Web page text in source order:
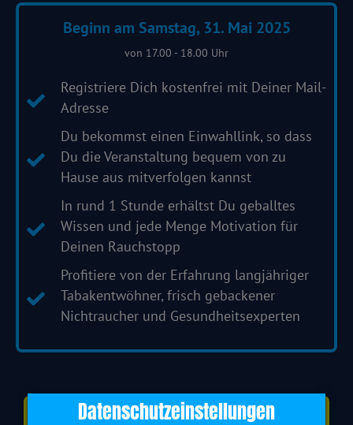
Beginn am Samstag, 31. Mai 2025
von 17.00 - 18.00 Uhr
Registriere Dich kostenfrei mit Deiner Mail-
Adresse
Du bekommst einen Einwahllink, so dass
Du die Veranstaltung bequem von zu
Hause aus mitverfolgen kannst
In rund 1 Stunde erhältst Du geballtes
Wissen und jede Menge Motivation für
Deinen Rauchstopp
Profitiere von der Erfahrung langjähriger
Tabakentwöhner, frisch gebackener
Nichtraucher und Gesundheitsexperten
HIER geht es zum Event
Datenschutzeinstellungen